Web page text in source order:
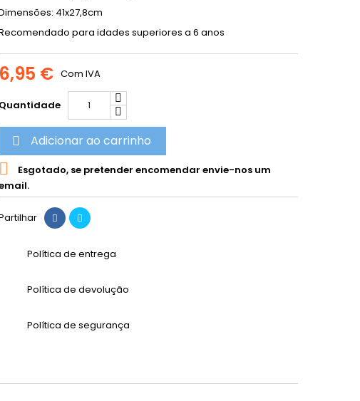
41x27,8cm
para idades superiores a 6 anos
6,95 € Com IVA
Quantidade
 Adicionar ao carrinho

Esgotado, se pretender encomendar envie-nos um
Política de entrega
Política de devolução
Política de segurança